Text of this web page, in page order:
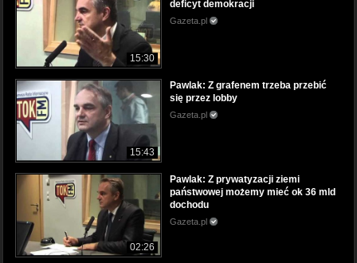
15:30
deficyt demokracji
Gazeta.pl
15:43
Pawlak: Z grafenem trzeba przebić
się przez lobby
Gazeta.pl
02:26
Pawlak: Z prywatyzacji ziemi
państwowej możemy mieć ok 36 mld
dochodu
Gazeta.pl